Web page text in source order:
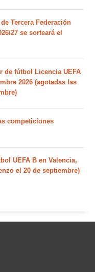
Tercera Federación
27 se sorteará el
de fútbol Licencia UEFA
2026 (agotadas las
competiciones
UEFA B en Valencia,
el 20 de septiembre)